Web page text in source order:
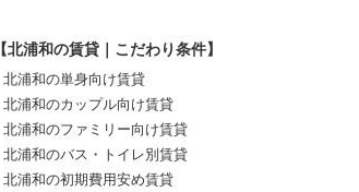
【北浦和の賃貸｜こだわり条件】
北浦和の単身向け賃貸
北浦和のカップル向け賃貸
北浦和のファミリー向け賃貸
北浦和のバス・トイレ別賃貸
北浦和の初期費用安め賃貸